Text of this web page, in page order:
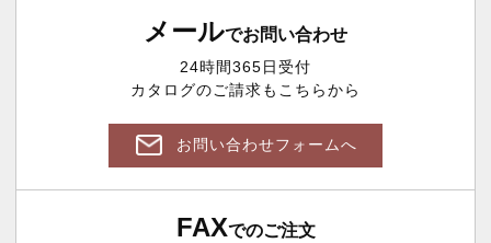
メールでお問い合わせ
24時間365日受付
カタログのご請求もこちらから
お問い合わせフォームへ
FAXでのご注文